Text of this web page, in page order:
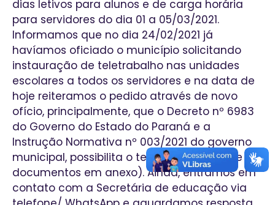
dias letivos para alunos e de carga horária
para servidores do dia 01 a 05/03/2021.
Informamos que no dia 24/02/2021 já
havíamos oficiado o município solicitando
instauração de teletrabalho nas unidades
escolares a todos os servidores e na data de
hoje reiteramos o pedido através de novo
ofício, principalmente, que o Decreto nº 6983
do Governo do Estado do Paraná e a
Instrução Normativa nº 003/2021 do governo
municipal, possibilita o teletrabalho (segue
documentos em anexo). Ainda, entramos em
contato com a Secretária de educação via